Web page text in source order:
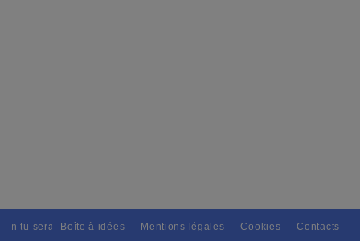
tu seras, Pour tous avec discernement. // L'amitié tu
Boîte à idées Mentions légales Cookies Contacts